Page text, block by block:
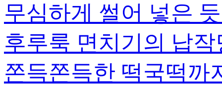
무심하게 썰어 넣은
후루룩 면치기의 납
쫀득쫀득한 떡국떡까